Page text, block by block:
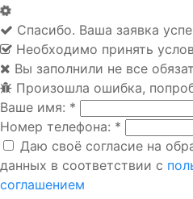
Спасибо. Ваша заявка
Необходимо принять
Вы заполнили не все
Произошла ошибка,
Ваше имя: *
Номер телефона: *
Даю своё согласие на
данных в соответствии с
соглашением